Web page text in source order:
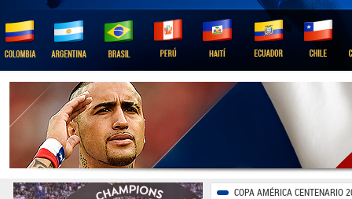
COPA AMÉRICA CENTENARIO